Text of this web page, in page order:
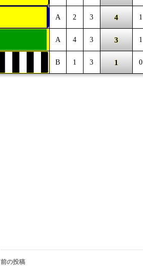
A 2 3 4 1
A 4 3 3 1
B 1 3 1 0
投
前の投稿